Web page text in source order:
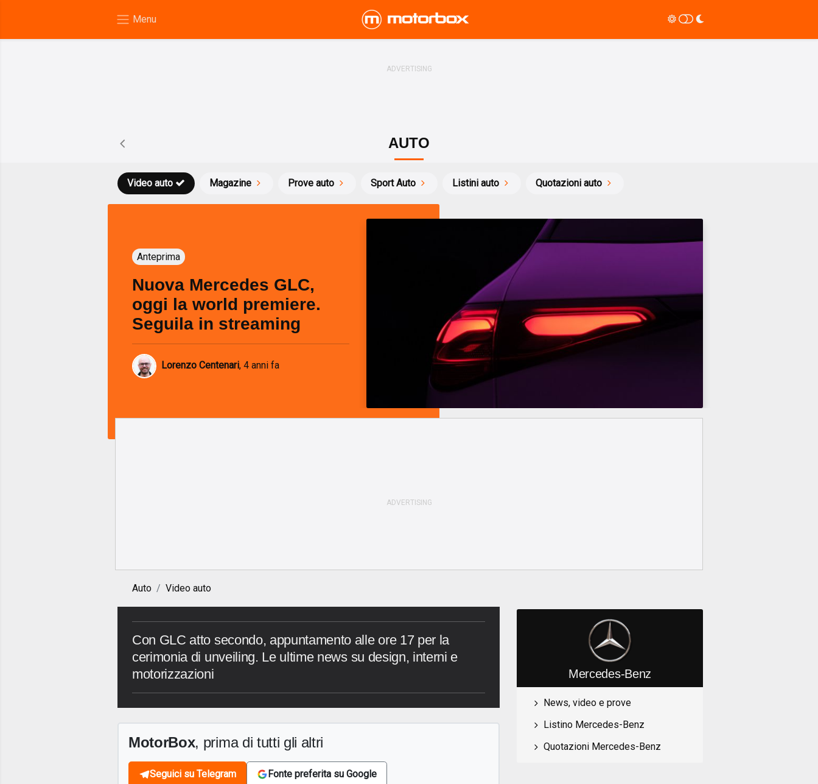
AUTO
Magazine Prove auto
Video auto Sport Auto Listini auto Quotazioni auto
Anteprima
Nuova Mercedes GLC,
oggi la world premiere.
Seguila in streaming
Lorenzo Centenari, 4 anni fa
Auto Video auto
Con GLC atto secondo, appuntamento alle ore 17 per la
cerimonia di unveiling. Le ultime news su design, interni e
motorizzazioni
MotorBox, prima di tutti gli altri
Seguici su Telegram Fonte preferita su Google
Mercedes-Benz
News, video e prove
Listino Mercedes-Benz
Quotazioni Mercedes-Benz